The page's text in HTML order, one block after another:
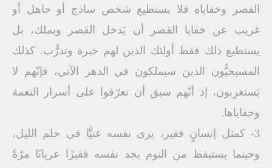
القصر وخفاياه فلا يستطيع شخص ساذج أو جاهل أو
غريب عن خفايا القصر أن يَدخل القصر ويملك، بل
يستطيع ذلك فقط أولئك الذين لهم خبرة وتدرُّب. كذلك
المسيحيُّون الذين سيملكون في الدهر الآتي، فإنّهم لا
يَستغرِبون، إذ أنّهم سبق أن تعرّفوا على أسرار النعمة
وخفاياها.
3- كمثل إنسانٍ فقير، يرى نفسه غنيًّا في حلم الليل،
وحينما يستيقظ من النوم يجد نفسه فقيرًا عريانًا مرّةً